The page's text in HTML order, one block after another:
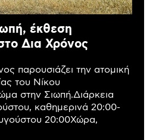
έκθεση
Δια Χρόνος
παρουσιάζει την ατομική
του Νίκου
στην Σιωπή.Διάρκεια
καθημερινά 20:00-
20:00Χώρα,